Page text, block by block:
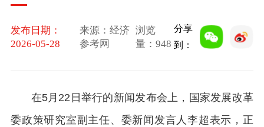
发布日期：
2026-05-28
来源：经济
参考网
浏览
量： 948
分享
到：
在5月22日举行的新闻发布会上，国家发展改革
委政策研究室副主任、委新闻发言人李超表示，正